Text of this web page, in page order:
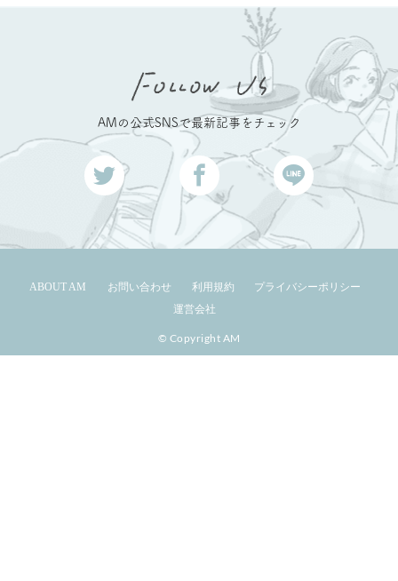
AMの公式SNSで最新記事をチェック
ABOUT AM お問い合わせ 利用規約
プライバシーポリシー
運営会社
© Copyright AM